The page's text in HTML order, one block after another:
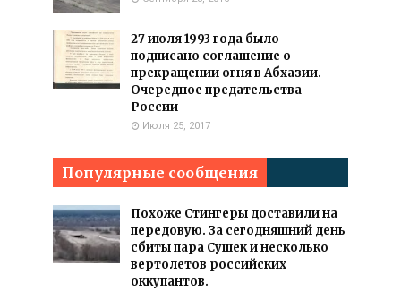
27 июля 1993 года было
подписано соглашение о
прекращении огня в Абхазии.
Очередное предательства
России
Июля 25, 2017
Популярные сообщения
Похоже Стингеры доставили на
передовую. За сегодняшний день
сбиты пара Сушек и несколько
вертолетов российских
оккупантов.